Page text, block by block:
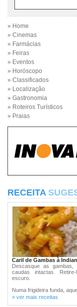
» Home
» Cinemas
» Farmácias
» Feiras
» Eventos
» Horóscopo
» Classificados
» Localização
» Gastronomia
» Roteiros Turísticos
» Praias
RECEITA
Caril de Gambas à
Descasque as gambas,
caudas intactas.
escuro.
Numa frigideira funda,
» ver mais receitas